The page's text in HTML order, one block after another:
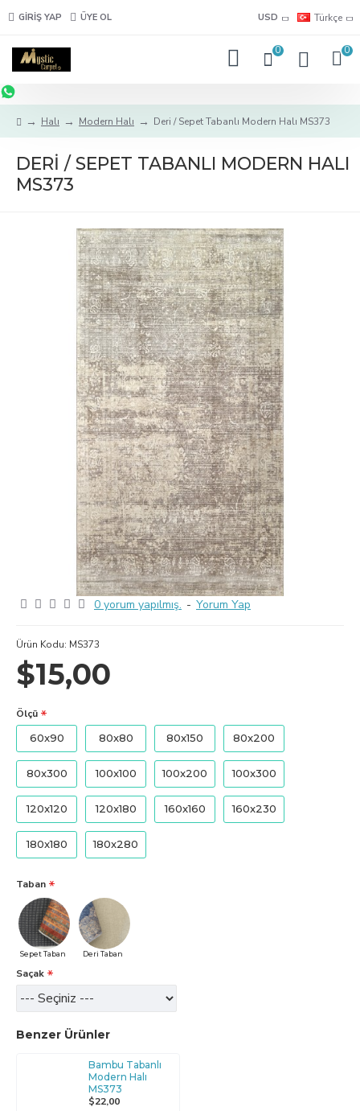
GIRIŞ YAP ÜYE OL USD Türkçe
0 0
Halı Modern Halı Deri / Sepet Tabanlı Modern Halı MS373
DERI / SEPET TABANLI MODERN HALI
MS373
0 yorum yapılmış. - Yorum Yap
$15,00
Ürün Kodu: MS373
Ölçü
60x90
80x80 80x150 80x200
80x300 100x100 100x200 100x300
120x120 120x180 160x160 160x230
180x180 180x280
Taban
Sepet Taban Deri Taban
Saçak
Benzer Ürünler
Bambu Tabanlı
Modern Halı
MS373
$22,00